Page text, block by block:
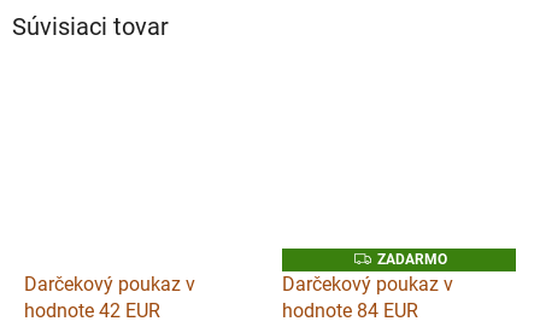
Súvisiaci tovar
Darčekový poukaz v
hodnote 42 EUR
Z
A
D
A
ZADARMO
Darčekový poukaz v
hodnote 84 EUR